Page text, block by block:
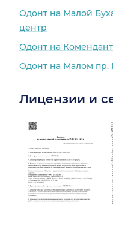
Одонт на Малой
центр
Одонт на
Одонт на Малом пр.
Лицензии и